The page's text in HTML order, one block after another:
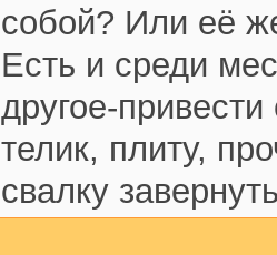
собой? Или её
Есть и среди
другое-
телик, плиту,
свалку